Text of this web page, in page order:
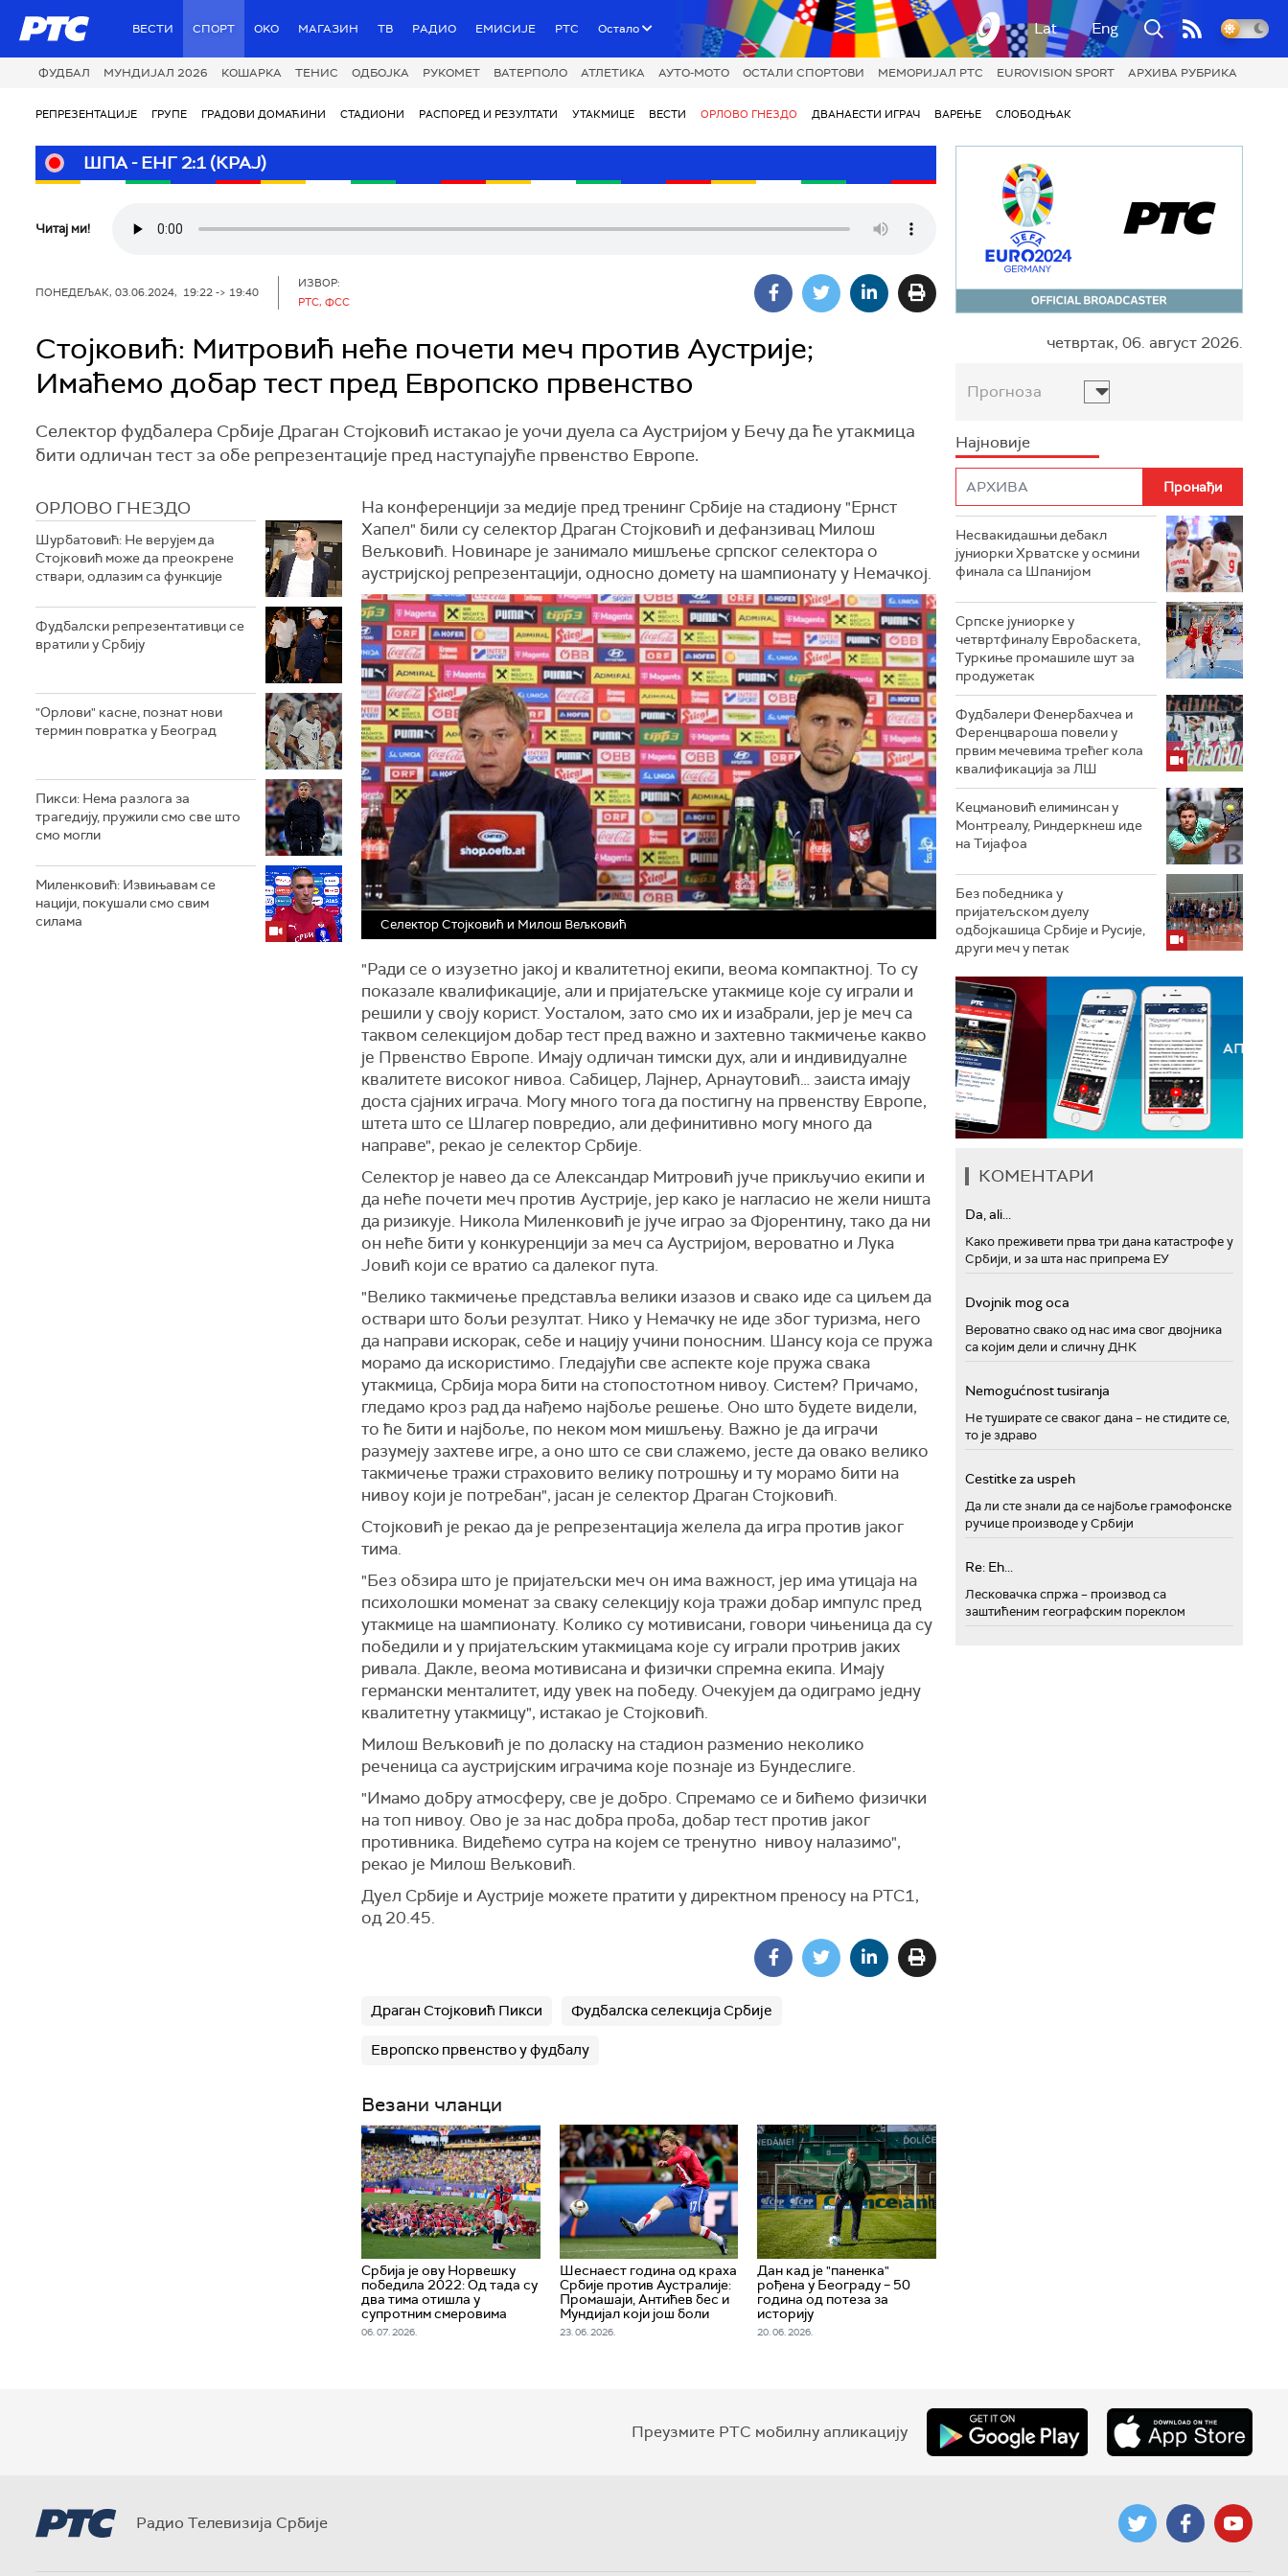
РТС ВЕСТИ СПОРТ OKO МАГАЗИН ТВ РАДИО ЕМИСИЈЕ РТС Остало Lat Eng
ФУДБАЛ МУНДИЈАЛ 2026 КОШАРКА ТЕНИС ОДБОЈКА РУКОМЕТ ВАТЕРПОЛО АТЛЕТИКА АУТО-МОТО ОСТАЛИ СПОРТОВИ МЕМОРИЈАЛ РТС EUROVISION SPORT АРХИВА РУБРИКА
РЕПРЕЗЕНТАЦИЈЕ ГРУПЕ ГРАДОВИ ДОМАЋИНИ СТАДИОНИ РАСПОРЕД И РЕЗУЛТАТИ УТАКМИЦЕ ВЕСТИ ОРЛОВО ГНЕЗДО ДВАНАЕСТИ ИГРАЧ ВАРЕЊЕ СЛОБОДЊАК
ШПА - ЕНГ 2:1 (КРАЈ)
Читај ми!
ПОНЕДЕЉАК, 03.06.2024, 19:22 -> 19:40
ИЗВОР:
РТС, ФСС
Стојковић: Митровић неће почети меч против Аустрије;
Имаћемо добар тест пред Европско првенство
Селектор фудбалера Србије Драган Стојковић истакао је уочи дуела са Аустријом у Бечу да ће утакмица
бити одличан тест за обе репрезентације пред наступајуће првенство Европе.
ОРЛОВО ГНЕЗДО
Шурбатовић: Не верујем да
Стојковић може да преокрене
ствари, одлазим са функције
Фудбалски репрезентативци се
вратили у Србију
"Орлови" касне, познат нови
термин повратка у Београд
Пикси: Нема разлога за
трагедију, пружили смо све што
смо могли
Миленковић: Извињавам се
нацији, покушали смо свим
силама
На конференцији за медије пред тренинг Србије на стадиону "Ернст
Хапел" били су селектор Драган Стојковић и дефанзивац Милош
Вељковић. Новинаре је занимало мишљење српског селектора о
аустријској репрезентацији, односно домету на шампионату у Немачкој.
Селектор Стојковић и Милош Вељковић
"Ради се о изузетно јакој и квалитетној екипи, веома компактној. То су
показале квалификације, али и пријатељске утакмице које су играли и
решили у своју корист. Уосталом, зато смо их и изабрали, јер је меч са
таквом селекцијом добар тест пред важно и захтевно такмичење какво
је Првенство Европе. Имају одличан тимски дух, али и индивидуалне
квалитете високог нивоа. Сабицер, Лајнер, Арнаутовић… заиста имају
доста сјајних играча. Могу много тога да постигну на првенству Европе,
штета што се Шлагер повредио, али дефинитивно могу много да
направе", рекао је селектор Србије.
Селектор је навео да се Александар Митровић јуче прикључио екипи и
да неће почети меч против Аустрије, јер како је нагласио не жели ништа
да ризикује. Никола Миленковић је јуче играо за Фјорентину, тако да ни
он неће бити у конкуренцији за меч са Аустријом, вероватно и Лука
Јовић који се вратио са далеког пута.
"Велико такмичење представља велики изазов и свако иде са циљем да
оствари што бољи резултат. Нико у Немачку не иде због туризма, него
да направи искорак, себе и нацију учини поносним. Шансу која се пружа
морамо да искористимо. Гледајући све аспекте које пружа свака
утакмица, Србија мора бити на стопостотном нивоу. Систем? Причамо,
гледамо кроз рад да нађемо најбоље решење. Оно што будете видели,
то ће бити и најбоље, по неком мом мишљењу. Важно је да играчи
разумеју захтеве игре, а оно што се сви слажемо, јесте да овако велико
такмичење тражи страховито велику потрошњу и ту морамо бити на
нивоу који је потребан", јасан је селектор Драган Стојковић.
Стојковић је рекао да је репрезентација желела да игра против јаког
тима.
"Без обзира што је пријатељски меч он има важност, јер има утицаја на
психолошки моменат за сваку селекцију која тражи добар импулс пред
утакмице на шампионату. Колико су мотивисани, говори чињеница да су
победили и у пријатељским утакмицама које су играли протрив јаких
ривала. Дакле, веома мотивисана и физички спремна екипа. Имају
германски менталитет, иду увек на победу. Очекујем да одиграмо једну
квалитетну утакмицу", истакао је Стојковић.
Милош Вељковић је по доласку на стадион разменио неколико
реченица са аустријским играчима које познаје из Бундеслиге.
"Имамо добру атмосферу, све је добро. Спремамо се и бићемо физички
на топ нивоу. Ово је за нас добра проба, добар тест против јаког
противника. Видећемо сутра на којем се тренутно нивоу налазимо",
рекао је Милош Вељковић.
Дуел Србије и Аустрије можете пратити у директном преносу на РТС1,
од 20.45.
Драган Стојковић Пикси Фудбалска селекција Србије
Европско првенство у фудбалу
Везани чланци
Србија је ову Норвешку
победила 2022: Од тада су
два тима отишла у
супротним смеровима
06. 07. 2026.
Шеснаест година од краха
Србије против Аустралије:
Промашаји, Антићев бес и
Мундијал који још боли
23. 06. 2026.
Дан кад је "паненка"
рођена у Београду – 50
година од потеза за
историју
20. 06. 2026.
четвртак, 06. август 2026.
Прогноза
Најновије
Несвакидашњи дебакл
јуниорки Хрватске у осмини
финала са Шпанијом
Српске јуниорке у
четвртфиналу Евробаскета,
Туркиње промашиле шут за
продужетак
Фудбалери Фенербахчеа и
Ференцвароша повели у
првим мечевима трећег кола
квалификација за ЛШ
Кецмановић елиминсан у
Монтреалу, Риндеркнеш иде
на Тијафоа
Без победника у
пријатељском дуелу
одбојкашица Србије и Русије,
други меч у петак
КОМЕНТАРИ
Da, ali...
Како преживети прва три дана катастрофе у
Србији, и за шта нас припрема ЕУ
Dvojnik mog oca
Вероватно свако од нас има свог двојника
са којим дели и сличну ДНК
Nemogućnost tusiranja
Не туширате се сваког дана – не стидите се,
то је здраво
Cestitke za uspeh
Да ли сте знали да се најбоље грамофонске
ручице производе у Србији
Re: Eh...
Лесковачка спржа – производ са
заштићеним географским пореклом
Преузмите РТС мобилну апликацију
Радио Телевизија Србије